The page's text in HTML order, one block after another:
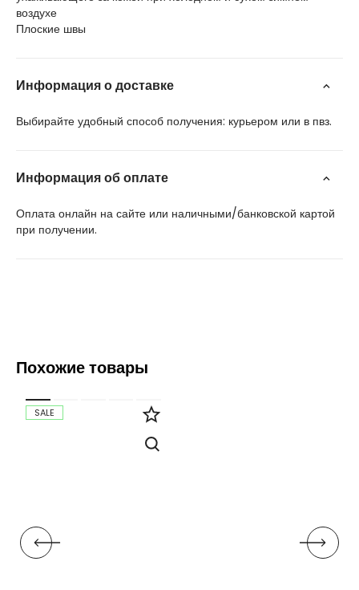
воздухе
Плоские швы
Информация о доставке
Выбирайте удобный способ получения: курьером или в пвз.
Информация об оплате
Оплата онлайн на сайте или наличными/банковской картой
при получении.
Похожие товары
SALE